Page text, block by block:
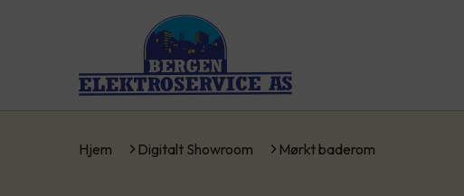
Hjem Digitalt Showroom Mørkt baderom